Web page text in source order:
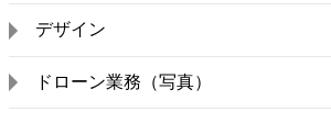
デザイン
ドローン業務（写真）